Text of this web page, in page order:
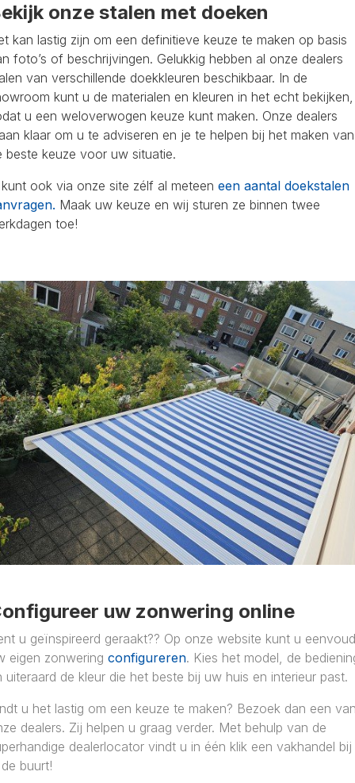
onze stalen met doeken
kan lastig zijn om een definitieve keuze te maken op basis
foto’s of beschrijvingen. Gelukkig hebben al onze dealers
van verschillende doekkleuren beschikbaar. In de
kunt u de materialen en kleuren in het echt bekijken,
u een weloverwogen keuze kunt maken. Onze dealers
klaar om u te adviseren en je te helpen bij het maken van
beste keuze voor uw situatie.
ook via onze site zélf al meteen een aantal doekstalen
Maak uw keuze en wij sturen ze binnen twee
toe!
uw zonwering online
u geïnspireerd geraakt?? Op onze website kunt u
eigen zonwering configureren. Kies het model, de
uiteraard de kleur die het beste bij uw huis en interieur past.
u het lastig om een keuze te maken? Bezoek dan een
dealers. Zij helpen u graag verder. Met behulp van de
dealerlocator vindt u in één klik een vakhandel bij
buurt!